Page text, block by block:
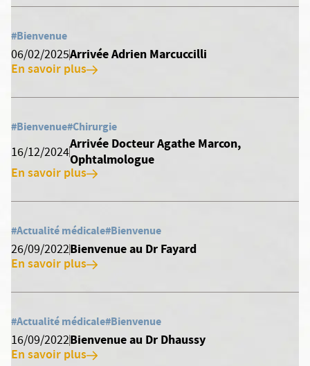
#Bienvenue
06/02/2025Arrivée Adrien Marcuccilli
En savoir plus
#Bienvenue#Chirurgie
16/12/2024
Arrivée Docteur Agathe Marcon,
Ophtalmologue
En savoir plus
#Actualité médicale#Bienvenue
26/09/2022Bienvenue au Dr Fayard
En savoir plus
#Actualité médicale#Bienvenue
16/09/2022Bienvenue au Dr Dhaussy
En savoir plus